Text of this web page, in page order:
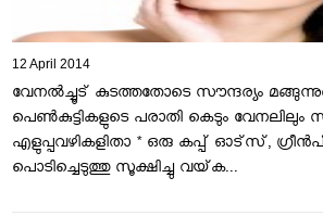
12 April 2014
വേനല്‍ച്ചൂട്‌ കുടത്തതോടെ സൗന്ദര്യം
പെണ്‍കുട്ടികളുടെ പരാതി കെടും വേനലിലും
എളുപ്പവഴികളിതാ * ഒരു കപ്പ്‌ ഓട്‌സ്‌,
പൊടിച്ചെടുത്തു സൂക്ഷിച്ചു വയ്‌ക...